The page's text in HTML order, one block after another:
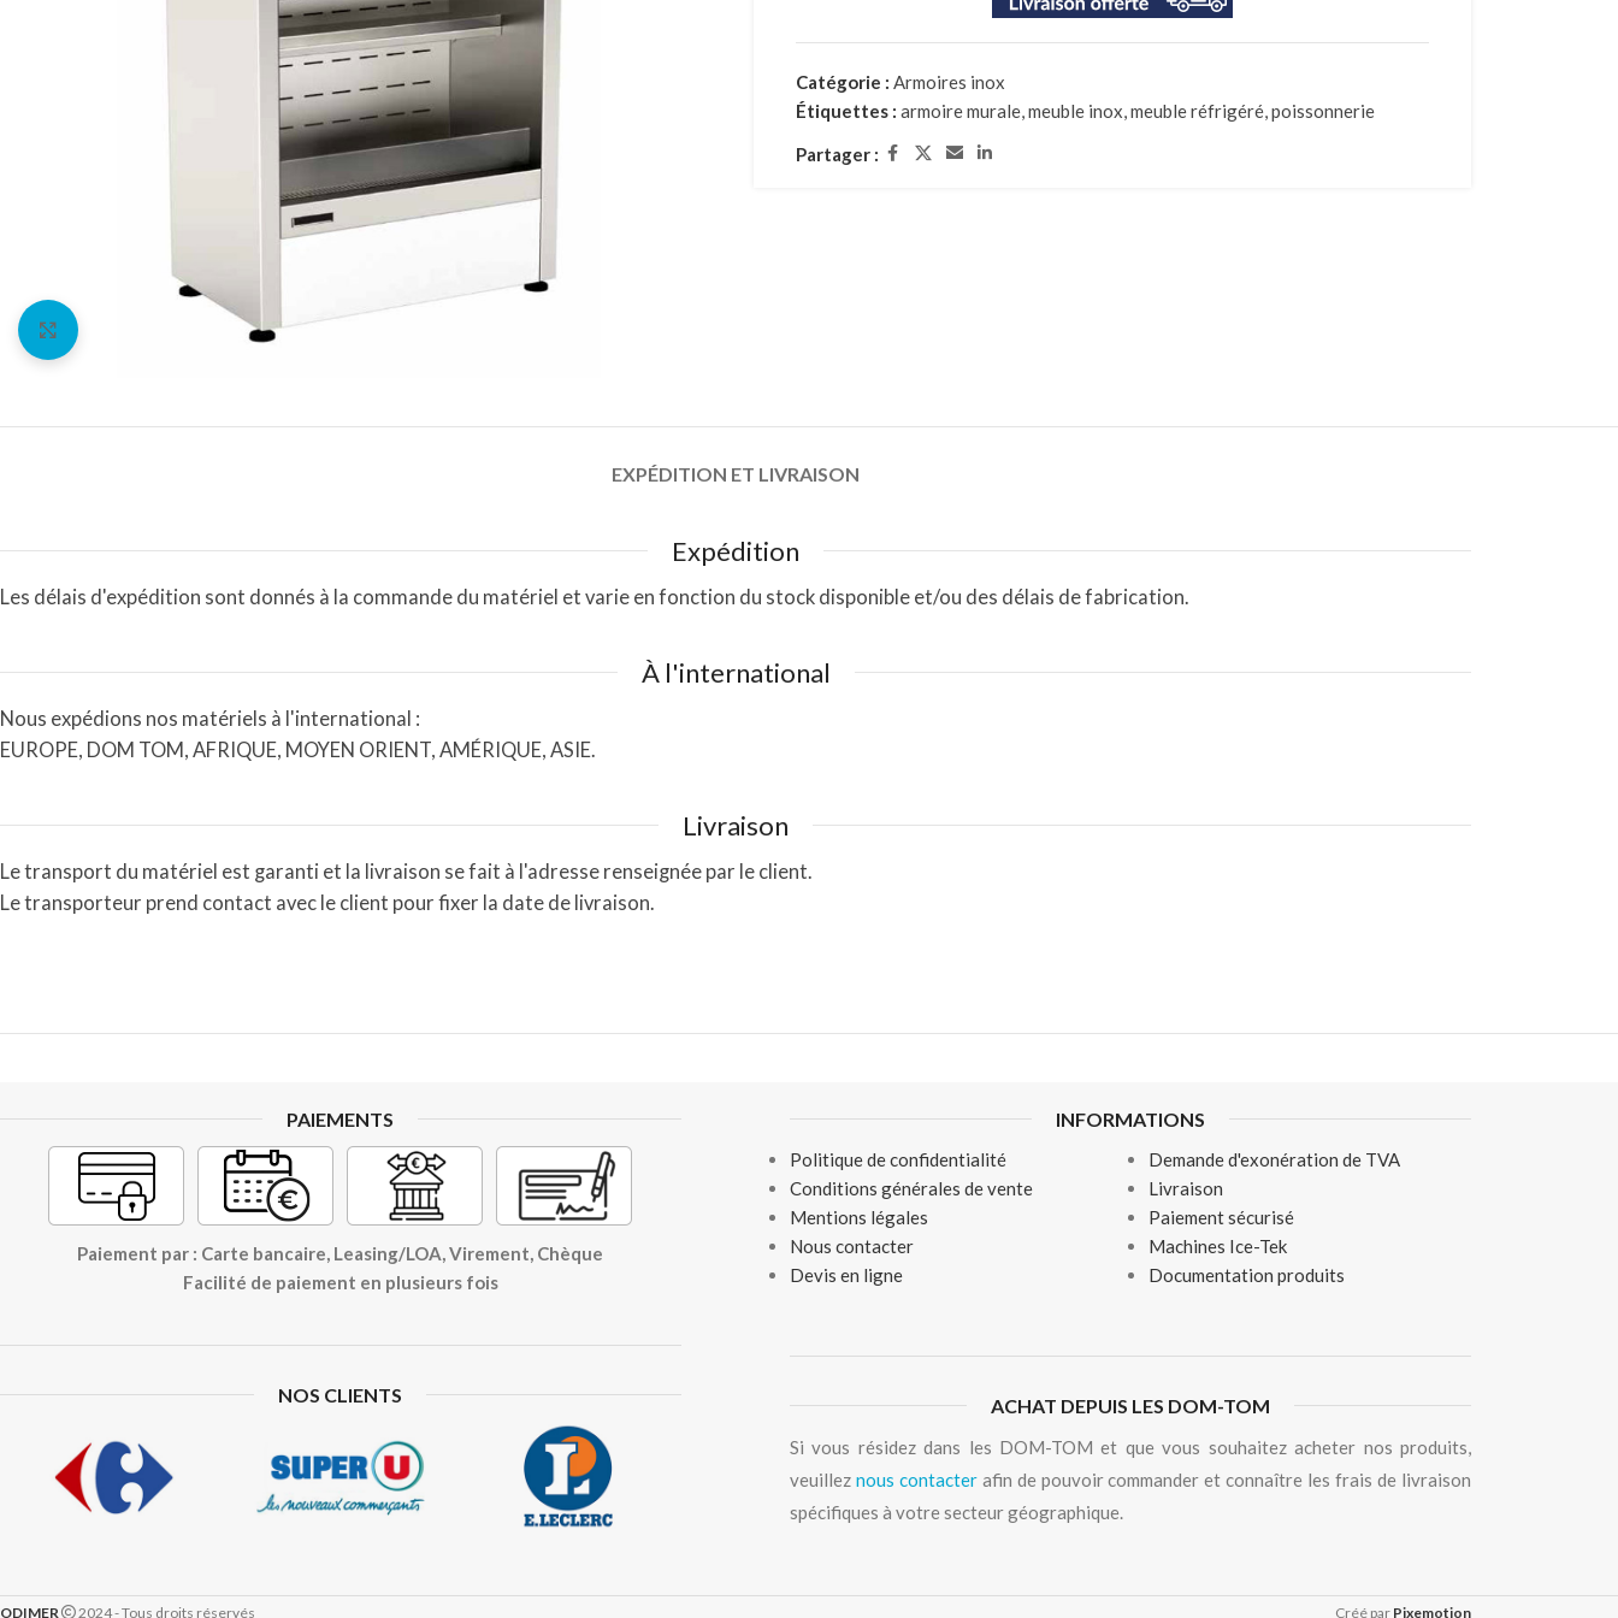
Catégorie : Armoires inox
Étiquettes : armoire murale,meuble inox,meuble réfrigéré,poissonnerie
Partager :
EXPÉDITION ET LIVRAISON
Expédition
Les délais d'expédition sont donnés à la commande du matériel et varie en fonction du stock disponible et/ou des délais de fabrication.
À l'international
Nous expédions nos matériels à l'international :
EUROPE, DOM TOM, AFRIQUE, MOYEN ORIENT, AMÉRIQUE, ASIE.
Livraison
Le transport du matériel est garanti et la livraison se fait à l'adresse renseignée par le client.
Le transporteur prend contact avec le client pour fixer la date de livraison.
PAIEMENTS
Paiement par : Carte bancaire, Leasing/LOA, Virement, Chèque
Facilité de paiement en plusieurs fois
NOS CLIENTS
INFORMATIONS
Politique de confidentialité
Conditions générales de vente
Mentions légales
Nous contacter
Devis en ligne
Demande d'exonération de TVA
Livraison
Paiement sécurisé
Machines Ice-Tek
Documentation produits
ACHAT DEPUIS LES DOM-TOM
Si vous résidez dans les DOM-TOM et que vous souhaitez acheter nos produits,
veuillez nous contacterafin de pouvoir commander et connaître les frais de livraison
spécifiques à votre secteur géographique.
ODIMER 2024 - Tous droits réservés Créé par Pixemotion